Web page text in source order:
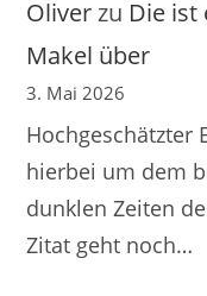
Oliverzu Die ist
Makel über
3. Mai 2026
Hochgeschätzter
hierbei um dem
dunklen Zeiten
Zitat geht noch…